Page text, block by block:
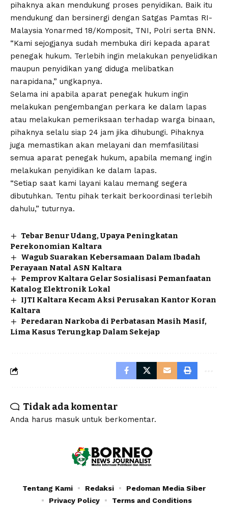
pihaknya akan mendukung proses penyidikan. Baik itu
mendukung dan bersinergi dengan Satgas Pamtas RI-
Malaysia Yonarmed 18/Komposit, TNI, Polri serta BNN.
“Kami sejogjanya sudah membuka diri kepada aparat
penegak hukum. Terlebih ingin melakukan penyelidikan
maupun penyidikan yang diduga melibatkan
narapidana,” ungkapnya.
Selama ini apabila aparat penegak hukum ingin
melakukan pengembangan perkara ke dalam lapas
atau melakukan pemeriksaan terhadap warga binaan,
pihaknya selalu siap 24 jam jika dihubungi. Pihaknya
juga memastikan akan melayani dan memfasilitasi
semua aparat penegak hukum, apabila memang ingin
melakukan penyidikan ke dalam lapas.
“Setiap saat kami layani kalau memang segera
dibutuhkan. Tentu pihak terkait berkoordinasi terlebih
dahulu,” tuturnya.
Tebar Benur Udang, Upaya Peningkatan
Perekonomian Kaltara
Wagub Suarakan Kebersamaan Dalam Ibadah
Perayaan Natal ASN Kaltara
Pemprov Kaltara Gelar Sosialisasi Pemanfaatan
Katalog Elektronik Lokal
IJTI Kaltara Kecam Aksi Perusakan Kantor Koran
Kaltara
Peredaran Narkoba di Perbatasan Masih Masif,
Lima Kasus Terungkap Dalam Sekejap
Tidak ada komentar
Anda harus masuk untuk berkomentar.
Tentang Kami Redaksi
Pedoman Media Siber
Privacy Policy
Terms and Conditions